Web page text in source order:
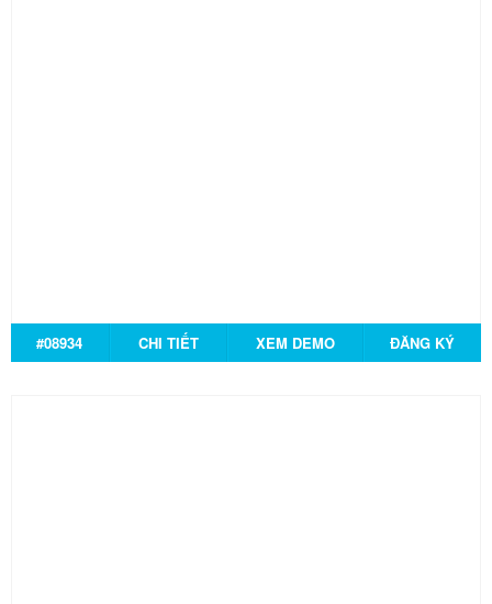
#08934 CHI TIẾT XEM DEMO ĐĂNG KÝ